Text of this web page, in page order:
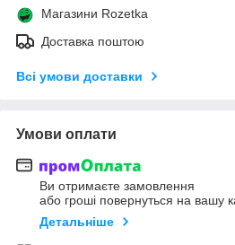
Магазини Rozetka
Доставка поштою
Всі умови доставки
Умови оплати
Ви отримаєте замовлення
або гроші повернуться на вашу
Детальніше